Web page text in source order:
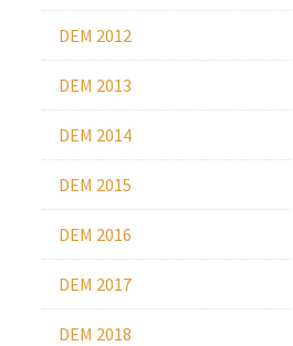
DEM 2012
DEM 2013
DEM 2014
DEM 2015
DEM 2016
DEM 2017
DEM 2018